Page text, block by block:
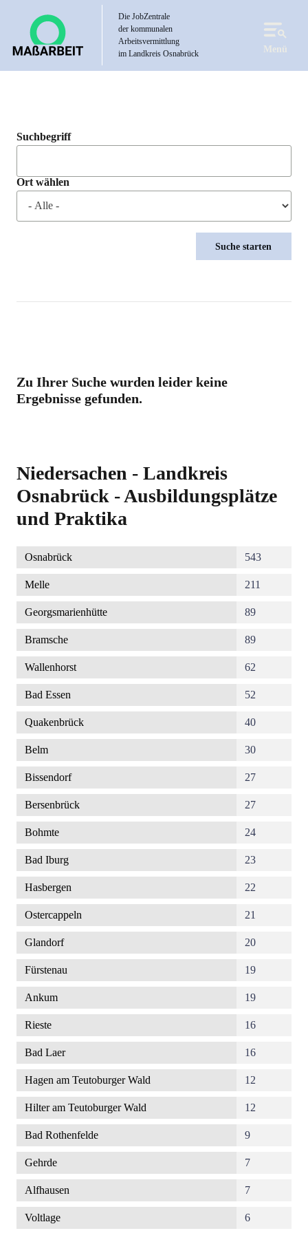
Die JobZentrale
der kommunalen
Arbeitsvermittlung
im Landkreis Osnabrück
Menü
Suchbegriff
Ort wählen
Zu Ihrer Suche wurden leider keine
Ergebnisse gefunden.
Niedersachen - Landkreis
Osnabrück - Ausbildungsplätze
und Praktika
Osnabrück 543
Melle 211
Georgsmarienhütte 89
Bramsche 89
Wallenhorst 62
Bad Essen 52
Quakenbrück 40
Belm 30
Bissendorf 27
Bersenbrück 27
Bohmte 24
Bad Iburg 23
Hasbergen 22
Ostercappeln 21
Glandorf 20
Fürstenau 19
Ankum 19
Rieste 16
Bad Laer 16
Hagen am Teutoburger Wald 12
Hilter am Teutoburger Wald 12
Bad Rothenfelde 9
Gehrde 7
Alfhausen 7
Voltlage 6